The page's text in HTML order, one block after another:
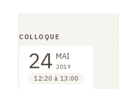
COLLOQUE
24 MAI
2019
12:20 à 13:00